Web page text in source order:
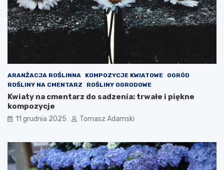
ARANŻACJA ROŚLINNA KOMPOZYCJE KWIATOWE
OGRÓD
ROŚLINY NA CMENTARZ
ROŚLINY OGRODOWE
Kwiaty na cmentarz do sadzenia: trwałe i piękne
kompozycje
11 grudnia 2025 Tomasz Adamski